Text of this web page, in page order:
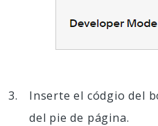
Inserte el códgio del
del pie de página.